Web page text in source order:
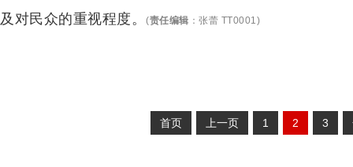
及对民众的重视程度。
(责任编辑 ： 张蕾 TT0001)
首页 上一页 1 2 3